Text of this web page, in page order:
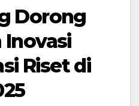
Dorong
Inovasi
Riset di